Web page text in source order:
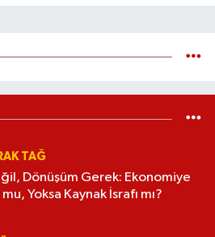
TAĞ
Dönüşüm Gerek: Ekonomiye
Yoksa Kaynak İsrafı mı?